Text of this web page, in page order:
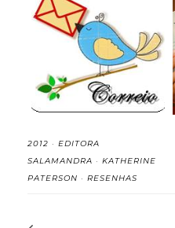
Chegou pelo Correios
18#
2012 · EDITORA
SALAMANDRA · KATHERINE
PATERSON · RESENHAS